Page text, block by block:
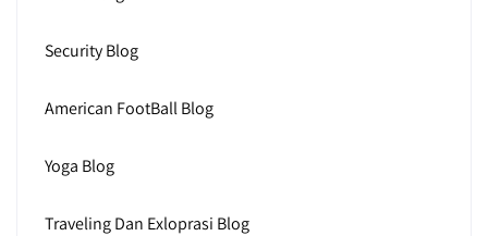
Security Blog
American FootBall Blog
Yoga Blog
Traveling Dan Exloprasi Blog